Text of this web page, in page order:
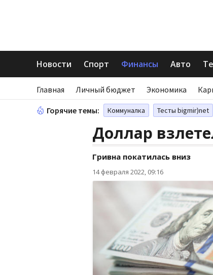
Новости Спорт Финансы Авто
Главная Личный бюджет Экономика
Горячие темы: Коммуналка Тесты bigmir)net
Доллар
Гривна покатилась вниз
14 февраля 2022, 09:16